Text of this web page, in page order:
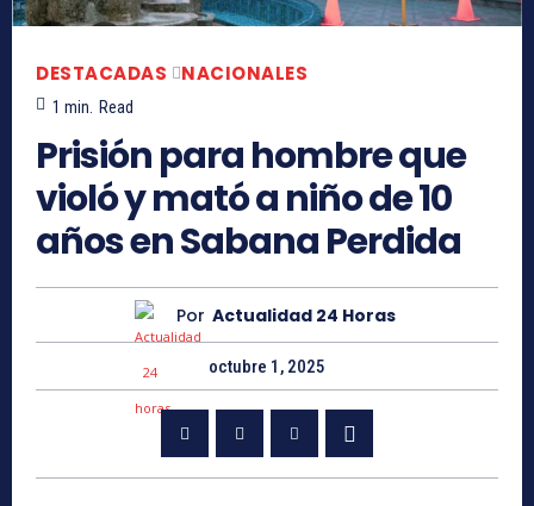
DESTACADAS NACIONALES
1 min. Read
Prisión para hombre que
violó y mató a niño de 10
años en Sabana Perdida
Por Actualidad 24 Horas
octubre 1, 2025